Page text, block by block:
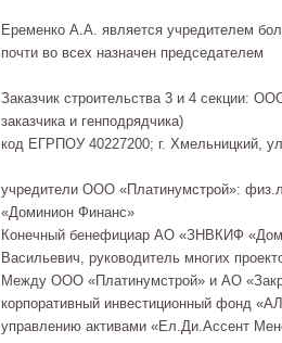
Еременко А.А. является учредителем
почти во всех назначен председателем
Заказчик строительства 3 и 4 секции:
заказчика и генподрядчика)
код ЕГРПОУ 40227200; г. Хмельницкий,
учредители ООО «Платинумстрой»:
«Доминион Финанс»
Конечный бенефициар АО «ЗНВКИФ
Васильевич, руководитель многих
Между ООО «Платинумстрой» и АО
корпоративный инвестиционный фонд
управлению активами «Ел.Ди.Ассент